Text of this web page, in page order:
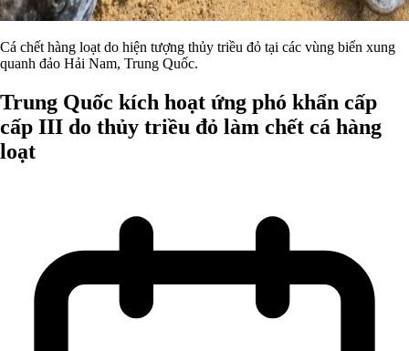
Cá chết hàng loạt do hiện tượng thủy triều đỏ tại các vùng biển xung
quanh đảo Hải Nam, Trung Quốc.
Trung Quốc kích hoạt ứng phó khẩn cấp
cấp III do thủy triều đỏ làm chết cá hàng
loạt